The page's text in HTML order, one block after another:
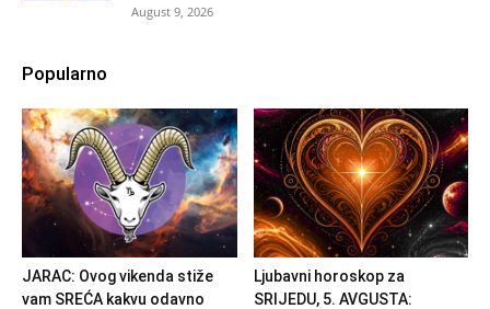
August 9, 2026
Popularno
JARAC: Ovog vikenda stiže
vam SREĆA kakvu odavno
Ljubavni horoskop za
SRIJEDU, 5. AVGUSTA: